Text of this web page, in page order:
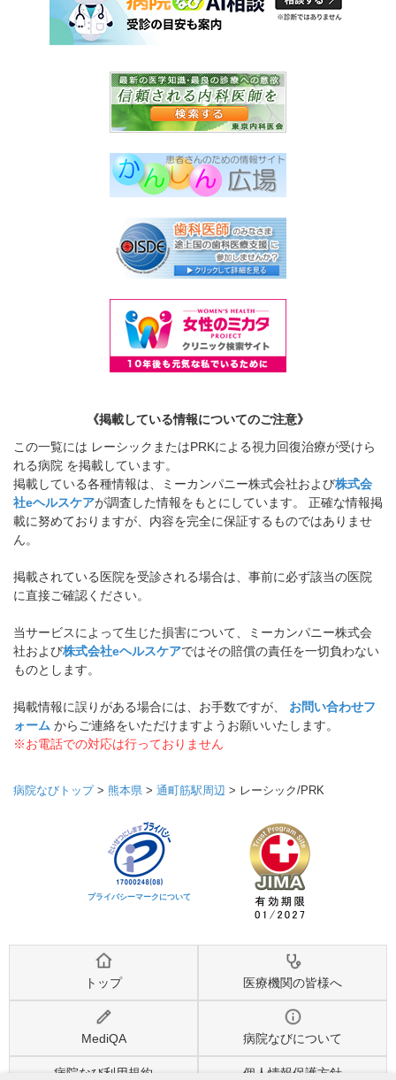
《掲載している情報についてのご注意》
この一覧には レーシックまたはPRKによる視力回復治療が受けら
れる病院 を掲載しています。
掲載している各種情報は、ミーカンパニー株式会社および株式会
社eヘルスケアが調査した情報をもとにしています。 正確な情報掲
載に努めておりますが、内容を完全に保証するものではありませ
ん。
掲載されている医院を受診される場合は、事前に必ず該当の医院
に直接ご確認ください。
当サービスによって生じた損害について、ミーカンパニー株式会
社および株式会社eヘルスケアではその賠償の責任を一切負わない
ものとします。
掲載情報に誤りがある場合には、お手数ですが、 お問い合わせフ
ォーム からご連絡をいただけますようお願いいたします。
※お電話での対応は行っておりません
病院なびトップ> 熊本県 > 通町筋駅周辺 > レーシック/PRK
プライバシーマークについて
トップ 医療機関の皆様へ
MediQA 病院なびについて
病院なび利用規約 個人情報保護方針